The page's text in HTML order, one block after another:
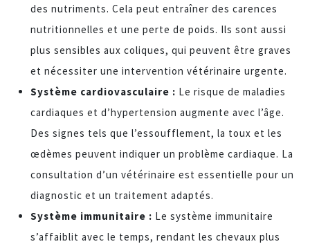
des nutriments. Cela peut entraîner des carences
nutritionnelles et une perte de poids. Ils sont aussi
plus sensibles aux coliques, qui peuvent être graves
et nécessiter une intervention vétérinaire urgente.
Système cardiovasculaire : Le risque de maladies
cardiaques et d’hypertension augmente avec l’âge.
Des signes tels que l’essoufflement, la toux et les
œdèmes peuvent indiquer un problème cardiaque. La
consultation d’un vétérinaire est essentielle pour un
diagnostic et un traitement adaptés.
Système immunitaire : Le système immunitaire
s’affaiblit avec le temps, rendant les chevaux plus